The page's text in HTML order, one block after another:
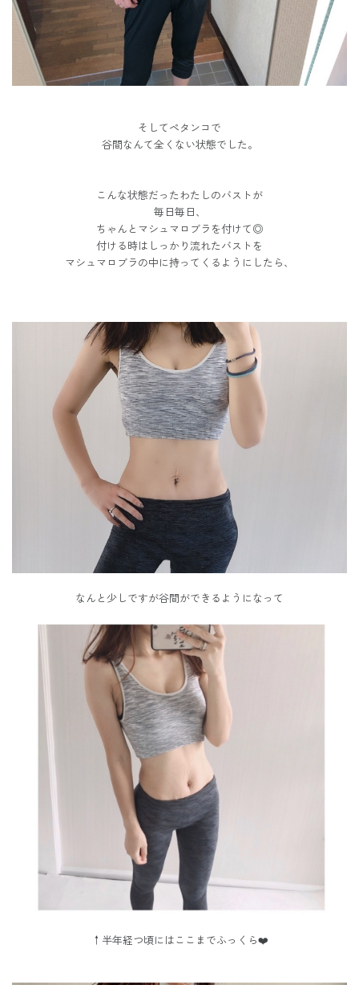
そしてペタンコで
谷間なんて全くない状態でした。
こんな状態だったわたしのバストが
毎日毎日、
ちゃんとマシュマロブラを付けて◎
付ける時はしっかり流れたバストを
マシュマロブラの中に持ってくるようにしたら、
なんと少しですが谷間ができるようになって
↑半年経つ頃にはここまでふっくら❤️